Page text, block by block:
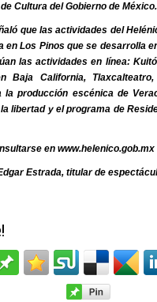
Cultura del Gobierno de México.
que las actividades del
en Los Pinos que se desarrolla
las actividades en línea:
Baja California,
la producción escénica de
libertad y el programa de
en www.helenico.gob.mx
Estrada, titular de